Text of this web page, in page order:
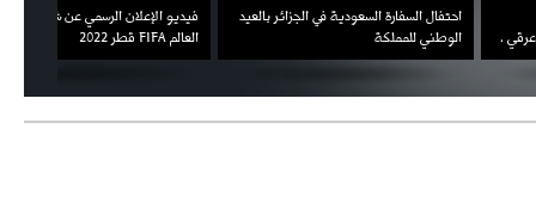
السعودية في الجزائر بالعيد
فيديو الإعلان الرسمي عن شعار بطولة كأس